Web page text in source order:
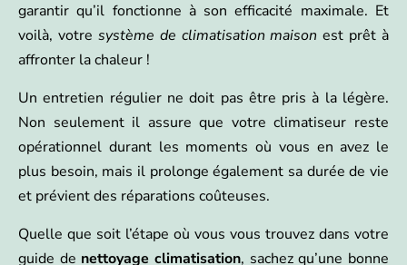
garantir qu’il fonctionne à son efficacité maximale. Et
voilà, votre système de climatisation maison est prêt à
affronter la chaleur !
Un entretien régulier ne doit pas être pris à la légère.
Non seulement il assure que votre climatiseur reste
opérationnel durant les moments où vous en avez le
plus besoin, mais il prolonge également sa durée de vie
et prévient des réparations coûteuses.
Quelle que soit l’étape où vous vous trouvez dans votre
guide de nettoyage climatisation, sachez qu’une bonne